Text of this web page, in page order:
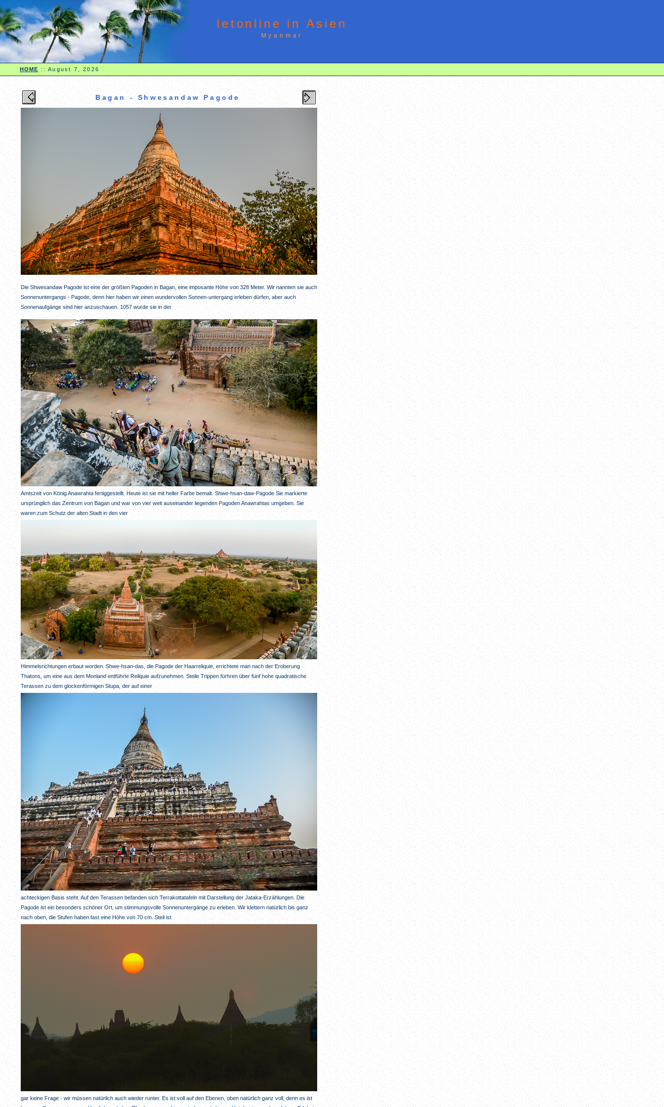
letonline in Asien
Myanmar
HOME ::August 7, 2026
Bagan - Shwesandaw Pagode
Die Shwesandaw Pagode ist eine der größten Pagoden in Bagan, eine imposante Höhe von 328 Meter. Wir nannten sie auch
Sonnenuntergangs - Pagode, denn hier haben wir einen wundervollen Sonnen-untergang erleben dürfen, aber auch
Sonnenaufgänge sind hier anzuschauen. 1057 wurde sie in der
Amtszeit von König Anawrahta fertiggestellt. Heute ist sie mit heller Farbe bemalt. Shwe-hsan-daw-Pagode Sie markierte
ursprünglich das Zentrum von Bagan und war von vier weit auseinander liegenden Pagoden Anawrahtas umgeben. Sie
waren zum Schutz der alten Stadt in den vier
Himmelsrichtungen erbaut worden. Shwe-hsan-das, die Pagode der Haarreliquie, errichtete man nach der Eroberung
Thatons, um eine aus dem Monland entführte Reliquie aufzunehmen. Steile Trippen fürhren über fünf hohe quadratische
Terassen zu dem glockenförmigen Stupa, der auf einer
achteckigen Basis steht. Auf den Terassen befanden sich Terrakottatafeln mit Darstellung der Jataka-Erzählungen. Die
Pagode ist ein besonders schöner Ort, um stimmungsvolle Sonnenuntergänge zu erleben. Wir klettern natürlich bis ganz
nach oben, die Stufen haben fast eine Höhe von 70 cm. Steil ist
gar keine Frage - wir müssen natürlich auch wieder runter. Es ist voll auf den Ebenen, oben natürlich ganz voll, denn es ist